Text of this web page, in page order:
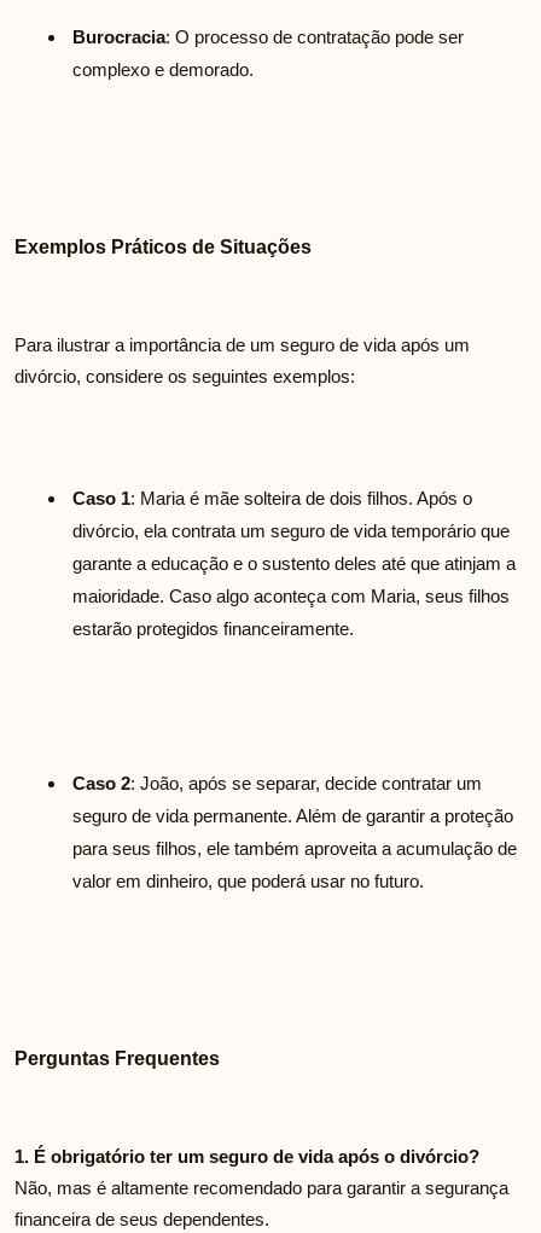
Burocracia: O processo de contratação pode ser
complexo e demorado.
Exemplos Práticos de Situações
Para ilustrar a importância de um seguro de vida após um
divórcio, considere os seguintes exemplos:
Caso 1: Maria é mãe solteira de dois filhos. Após o
divórcio, ela contrata um seguro de vida temporário que
garante a educação e o sustento deles até que atinjam a
maioridade. Caso algo aconteça com Maria, seus filhos
estarão protegidos financeiramente.
Caso 2: João, após se separar, decide contratar um
seguro de vida permanente. Além de garantir a proteção
para seus filhos, ele também aproveita a acumulação de
valor em dinheiro, que poderá usar no futuro.
Perguntas Frequentes
1. É obrigatório ter um seguro de vida após o divórcio?
Não, mas é altamente recomendado para garantir a segurança
financeira de seus dependentes.